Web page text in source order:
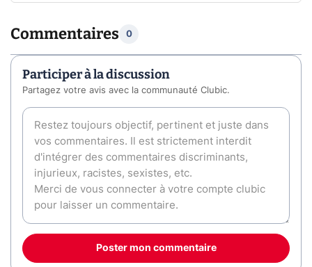
Commentaires 0
Participer à la discussion
Partagez votre avis avec la communauté Clubic.
Poster mon commentaire